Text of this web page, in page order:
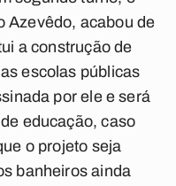
Azevêdo, acabou de
a construção de
escolas públicas
por ele e será
educação, caso
o projeto seja
banheiros ainda